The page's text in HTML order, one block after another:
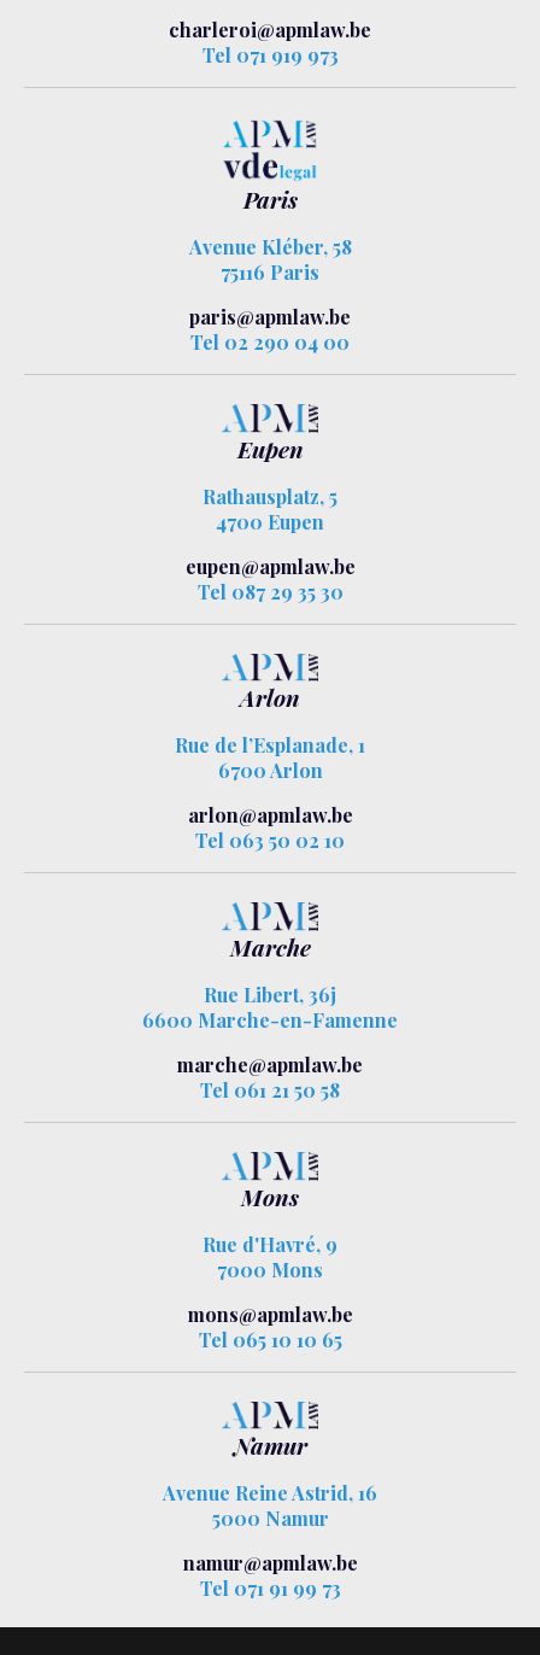
charleroi@apmlaw.be
Tel 071 919 973
Paris
Avenue Kléber, 58
75116 Paris
paris@apmlaw.be
Tel 02 290 04 00
Eupen
Rathausplatz, 5
4700 Eupen
eupen@apmlaw.be
Tel 087 29 35 30
Arlon
Rue de l’Esplanade, 1
6700 Arlon
arlon@apmlaw.be
Tel 063 50 02 10
Marche
Rue Libert, 36j
6600 Marche-en-Famenne
marche@apmlaw.be
Tel 061 21 50 58
Mons
Rue d'Havré, 9
7000 Mons
mons@apmlaw.be
Tel 065 10 10 65
Namur
Avenue Reine Astrid, 16
5000 Namur
namur@apmlaw.be
Tel 071 91 99 73